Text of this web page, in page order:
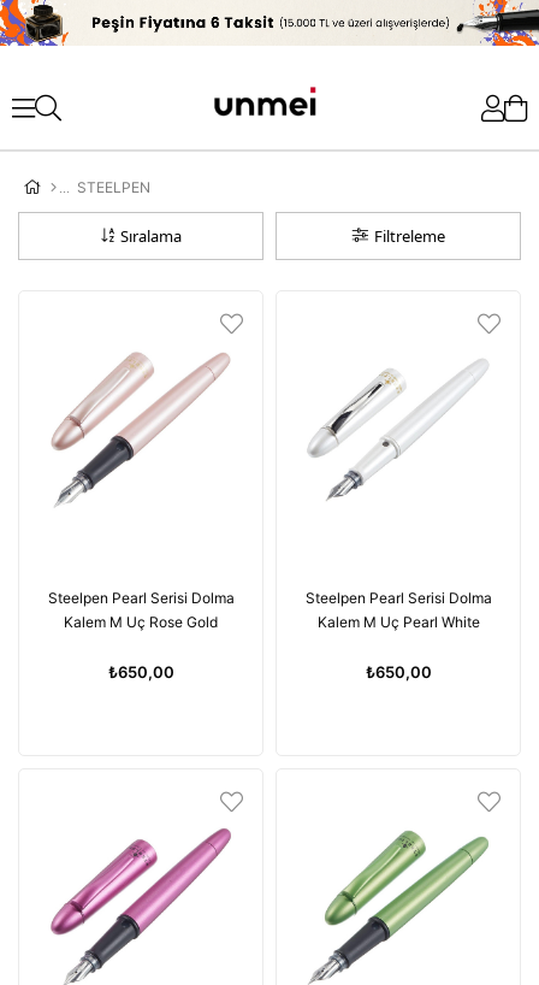
'
STEELPEN
Filtreleme
Sıralama
Steelpen Pearl Serisi Dolma
Kalem M Uç Rose Gold
₺650,00
Steelpen Pearl Serisi Dolma
Kalem M Uç Pearl White
₺650,00